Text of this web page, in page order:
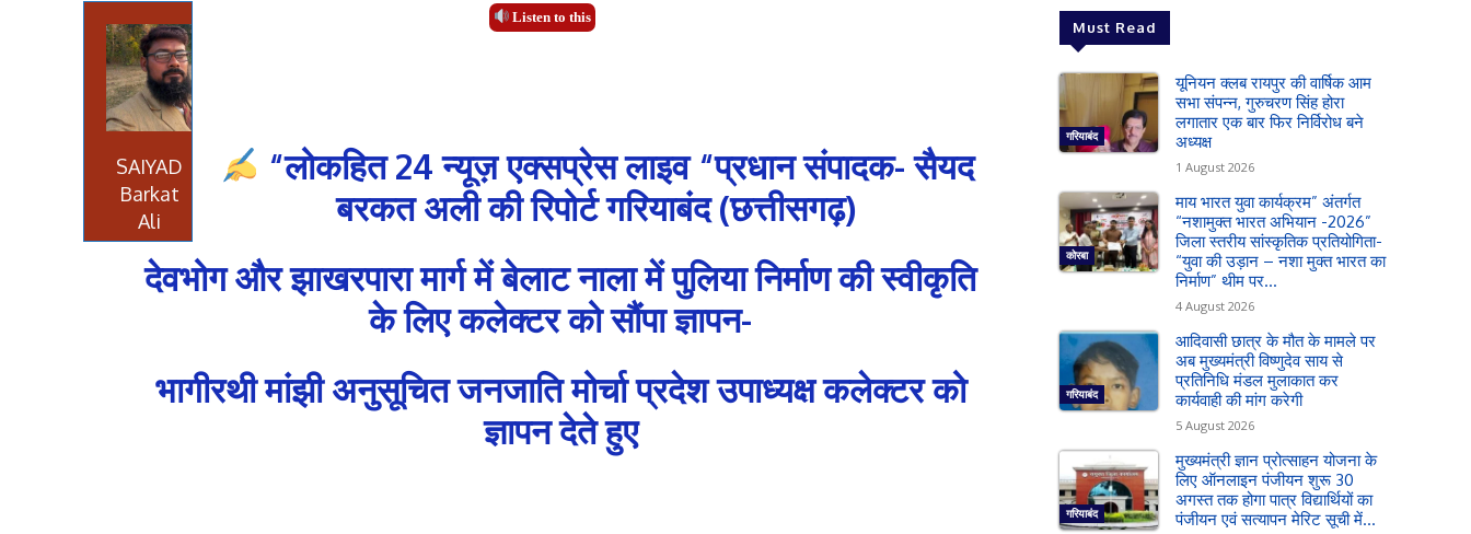
Listen to this
SAIYAD
Barkat
Ali
“लोकहित 24 न्यूज़ एक्सप्रेस लाइव “प्रधान संपादक- सैयद
बरकत अली की रिपोर्ट गरियाबंद (छत्तीसगढ़)
देवभोग और झाखरपारा मार्ग में बेलाट नाला में पुलिया निर्माण की स्वीकृति
के लिए कलेक्टर को सौंपा ज्ञापन-
भागीरथी मांझी अनुसूचित जनजाति मोर्चा प्रदेश उपाध्यक्ष कलेक्टर को
ज्ञापन देते हुए
Must Read
गरियाबंद
यूनियन क्लब रायपुर की वार्षिक आम
सभा संपन्न, गुरुचरण सिंह होरा
लगातार एक बार फिर निर्विरोध बने
अध्यक्ष
1 August 2026
कोरबा
माय भारत युवा कार्यक्रम” अंतर्गत
“नशामुक्त भारत अभियान -2026”
जिला स्तरीय सांस्कृतिक प्रतियोगिता-
“युवा की उड़ान – नशा मुक्त भारत का
निर्माण” थीम पर...
4 August 2026
गरियाबंद
आदिवासी छात्र के मौत के मामले पर
अब मुख्यमंत्री विष्णुदेव साय से
प्रतिनिधि मंडल मुलाकात कर
कार्यवाही की मांग करेगी
5 August 2026
गरियाबंद
मुख्यमंत्री ज्ञान प्रोत्साहन योजना के
लिए ऑनलाइन पंजीयन शुरू 30
अगस्त तक होगा पात्र विद्यार्थियों का
पंजीयन एवं सत्यापन मेरिट सूची में...